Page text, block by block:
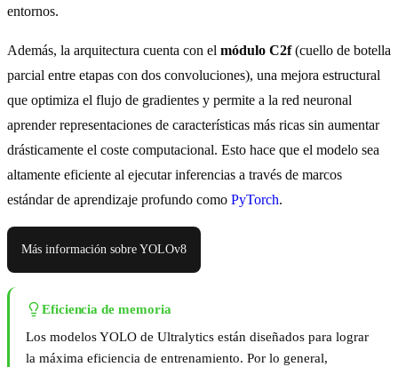
entornos.
Además, la arquitectura cuenta con el módulo C2f(cuello de botella
parcial entre etapas con dos convoluciones), una mejora estructural
que optimiza el flujo de gradientes y permite a la red neuronal
aprender representaciones de características más ricas sin aumentar
drásticamente el coste computacional. Esto hace que el modelo sea
altamente eficiente al ejecutar inferencias a través de marcos
estándar de aprendizaje profundo como PyTorch.
Más información sobre YOLOv8
Eficiencia de memoria
Los modelos YOLO de Ultralytics están diseñados para lograr
la máxima eficiencia de entrenamiento. Por lo general,